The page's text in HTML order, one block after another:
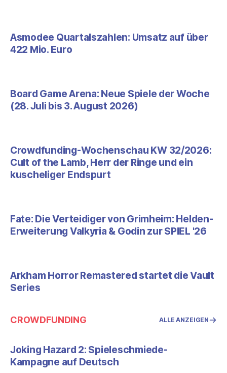
Asmodee Quartalszahlen: Umsatz auf über
422 Mio. Euro
Board Game Arena: Neue Spiele der Woche
(28. Juli bis 3. August 2026)
Crowdfunding-Wochenschau KW 32/2026:
Cult of the Lamb, Herr der Ringe und ein
kuscheliger Endspurt
Fate: Die Verteidiger von Grimheim: Helden-
Erweiterung Valkyria & Godin zur SPIEL '26
Arkham Horror Remastered startet die Vault
Series
CROWDFUNDING ALLE ANZEIGEN
Joking Hazard 2: Spieleschmiede-
Kampagne auf Deutsch